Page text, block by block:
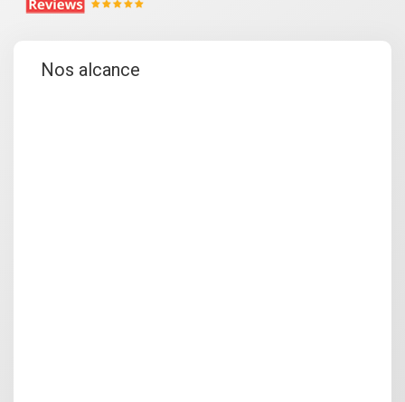
Nos alcance